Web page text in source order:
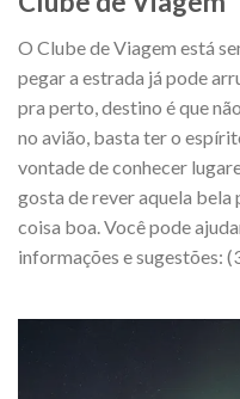
O Clube de Viagem está
pegar a estrada já pode
pra perto, destino é que
no avião, basta ter o
vontade de conhecer
gosta de rever aquela bela
coisa boa. Você pode
informações e sugestões: